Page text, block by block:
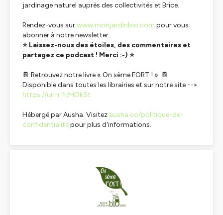
jardinage naturel auprès des collectivités et Brice.
Rendez-vous surwww.monjardinbio.com pour vous
abonner à notre newsletter.
⭐ Laissez-nous des étoiles, des commentaires et
partagez ce podcast ! Merci :-) ⭐
📔 Retrouvez notre livre « On sème FORT ! ». 📔
Disponible dans toutes les librairies et sur notre site -->
https://url-r.fr/HOkSt
Hébergé par Ausha. Visitez ausha.co/politique-de-
confidentialitepour plus d'informations.